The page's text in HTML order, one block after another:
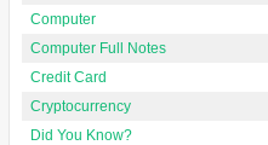
Computer
Computer Full Notes
Credit Card
Cryptocurrency
Did You Know?